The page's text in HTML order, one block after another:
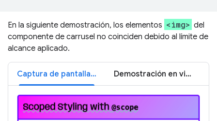
En la siguiente demostración, los elementos <img> del
componente de carrusel no coinciden debido al límite de
alcance aplicado.
Captura de pantalla de la demostración del alcance Demostración en vivo de Scope